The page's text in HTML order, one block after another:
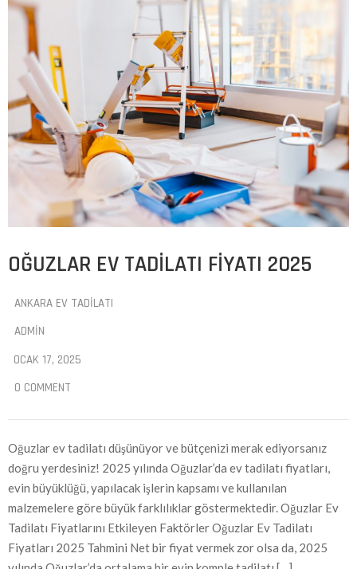
OĞUZLAR EV TADILATI FIYATI 2025
ANKARA EV TADILATI
ADMIN
OCAK 17, 2025
0 COMMENT
Oğuzlar ev tadilatı düşünüyor ve bütçenizi merak ediyorsanız
doğru yerdesiniz! 2025 yılında Oğuzlar’da ev tadilatı fiyatları,
evin büyüklüğü, yapılacak işlerin kapsamı ve kullanılan
malzemelere göre büyük farklılıklar göstermektedir. Oğuzlar Ev
Tadilatı Fiyatlarını Etkileyen Faktörler Oğuzlar Ev Tadilatı
Fiyatları 2025 Tahmini Net bir fiyat vermek zor olsa da, 2025